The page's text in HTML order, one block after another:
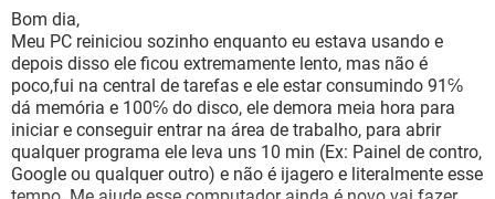
INSTAGRAM
GUIA DE COMPRAS
OUTLOOK
INSTAGRAM GMAIL
GUIA DE COMPRAS
JOGOS
CELULAR FACEBOOK
OUTLOOK EXCEL
INSTAGRAM GMAIL
GUIA DE COMPRAS
Bom dia,
Meu PC reiniciou sozinho enquanto eu estava usando e
depois disso ele ficou extremamente lento, mas não é
poco,fui na central de tarefas e ele estar consumindo 91℅
dá memória e 100℅ do disco, ele demora meia hora para
iniciar e conseguir entrar na área de trabalho, para abrir
qualquer programa ele leva uns 10 min (Ex: Painel de contro,
Google ou qualquer outro) e não é ijagero e literalmente esse